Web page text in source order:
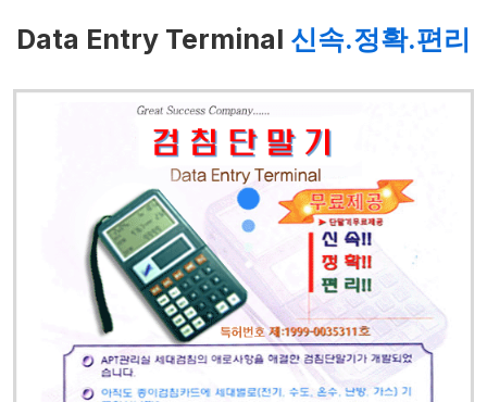
Data Entry Terminal 신속.정확.편리